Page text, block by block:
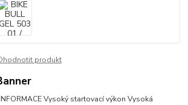
produkt
Vysoký startovací výkon Vysoká